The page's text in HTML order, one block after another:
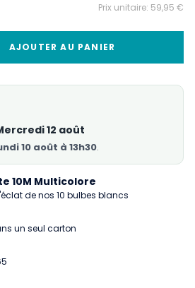
Prix unitaire: 59,95 €
AJOUTER AU PANIER
10M Multicolore
de nos 10 bulbes blancs
un seul carton
12 août
10 août à 13h30.